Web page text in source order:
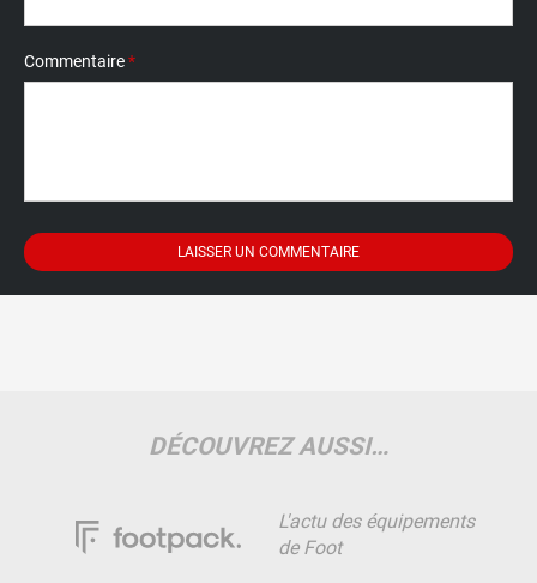
Commentaire*
DÉCOUVREZ AUSSI…
L'actu des équipements
de Foot